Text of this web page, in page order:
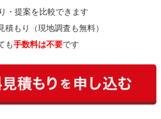
・提案を比較できます
積もり（現地調査も無料）
も手数料は不要です